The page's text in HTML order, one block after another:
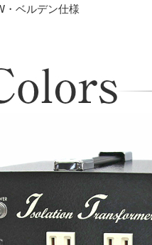
・ベルデン仕様